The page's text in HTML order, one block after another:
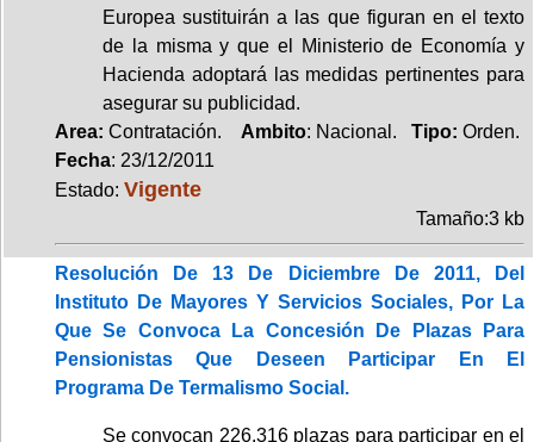
Europea sustituirán a las que figuran en el texto
de la misma y que el Ministerio de Economía y
Hacienda adoptará las medidas pertinentes para
asegurar su publicidad.
Area: Contratación. Ambito: Nacional. Tipo: Orden.
Fecha: 23/12/2011
Estado: Vigente
Tamaño:3 kb
Resolución De 13 De Diciembre De 2011, Del
Instituto De Mayores Y Servicios Sociales, Por La
Que Se Convoca La Concesión De Plazas Para
Pensionistas Que Deseen Participar En El
Programa De Termalismo Social.
Se convocan 226.316 plazas para participar en el